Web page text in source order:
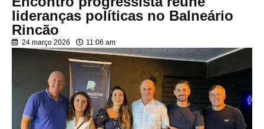
lideranças políticas no Balneário
Rincão
24 março 2026 11:06 am